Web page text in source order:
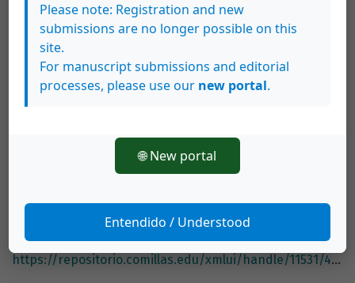
Tusquets, 2008.
Guha, Rajanit. Dominance without Hegemony. History
and Power in Colonial India. Harvard University Press,
http://www.jstor.org/stable/4137604
mundo multipolar”. Revista de estudios políticos 188:
2020. Pp. 13-40. ISSN 0048-7694. Universidad Pontificia
Comillas.
https://repositorio.comillas.edu/xmlui/handle/11531/46462
Please note: Registration and new
submissions are no longer possible on this
site.
For manuscript submissions and editorial
processes, please use our new portal.
🌐 New portal
Entendido / Understood